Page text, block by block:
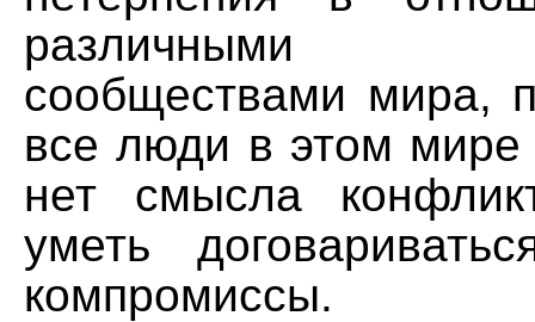
различными
сообществами мира,
все люди в этом
нет смысла
уметь
компромиссы.